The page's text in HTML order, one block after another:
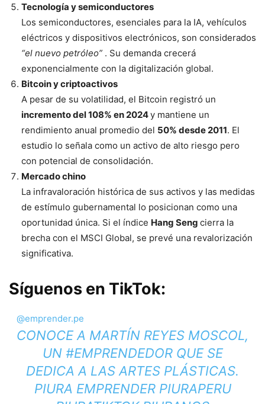
Tecnología y semiconductores
Los semiconductores, esenciales para la IA, vehículos
eléctricos y dispositivos electrónicos, son considerados
“el nuevo petróleo” . Su demanda crecerá
exponencialmente con la digitalización global.
Bitcoin y criptoactivos
A pesar de su volatilidad, el Bitcoin registró un
incremento del 108% en 2024y mantiene un
rendimiento anual promedio del 50% desde 2011. El
estudio lo señala como un activo de alto riesgo pero
con potencial de consolidación.
Mercado chino
La infravaloración histórica de sus activos y las medidas
de estímulo gubernamental lo posicionan como una
oportunidad única. Si el índice Hang Seng cierra la
brecha con el MSCI Global, se prevé una revalorización
significativa.
Síguenos en TikTok:
@emprender.pe
CONOCE A MARTÍN REYES MOSCOL,
UN #EMPRENDEDORQUE SE
DEDICA A LAS ARTES PLÁSTICAS.
PIURA EMPRENDER PIURAPERU